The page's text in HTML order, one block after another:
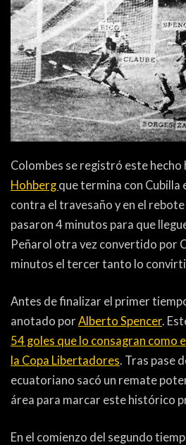
Colombes se registró este
Hohberg que termina con
contra el travesaño y en el
pasaron 4 minutos para que
Peñarol otra vez convertido por
minutos el tercer tanto lo
Antes de finalizar el primer
anotado por Alberto Spencer.
54 goles que lo consagran como
la Copa Libertadores. Tras pase
ecuatoriano sacó un remate
área para marcar este histórico
En el comienzo del segundo